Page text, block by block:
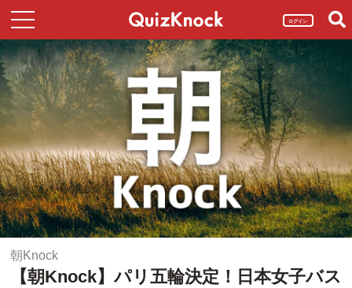
ログイン
朝Knock
【朝Knock】パリ五輪決定！日本女子バス